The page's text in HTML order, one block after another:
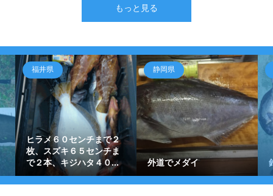
もっと見る
福井県
ヒラメ６０センチまで２
枚、スズキ６５センチま
で２本、キジハタ４０...
静岡県
外道でメダイ